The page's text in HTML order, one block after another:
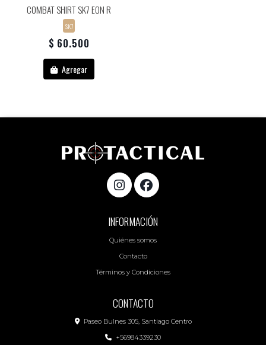
COMBAT SHIRT SK7 EON R
SK7
$ 60.500
Agregar
INFORMACIÓN
Quiénes somos
Contacto
Términos y Condiciones
CONTACTO
Paseo Bulnes 305, Santiago Centro
+56984339230